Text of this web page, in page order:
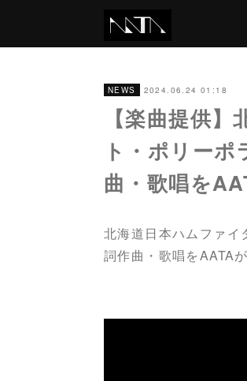
NEWS 2024.06.24 01:18
【楽曲提供
ト・ポリー
曲・歌唱を
北海道日本ハムファイ
詞作曲・歌唱をAATA